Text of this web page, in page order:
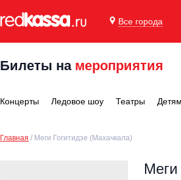
Все города
Билеты на мероприятия
Концерты Ледовое шоу Театры Детям
Главная Меги Гогитидзе (Махачкала)
Меги